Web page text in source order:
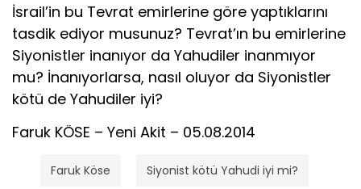
İsrail’in bu Tevrat emirlerine göre yaptıklarını
tasdik ediyor musunuz? Tevrat’ın bu emirlerine
Siyonistler inanıyor da Yahudiler inanmıyor
mu? İnanıyorlarsa, nasıl oluyor da Siyonistler
kötü de Yahudiler iyi?
Faruk KÖSE – Yeni Akit – 05.08.2014
Faruk Köse Siyonist kötü Yahudi iyi mi?